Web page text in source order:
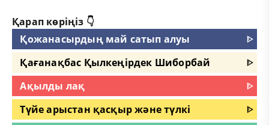
Қарап көріңіз 👇
Қожанасырдың май сатып алуы
ᐈ
Қағанақбас Қылкеңірдек Шиборбай
ᐈ
Ақылды лақ
ᐈ
Түйе арыстан қасқыр және түлкі
ᐈ